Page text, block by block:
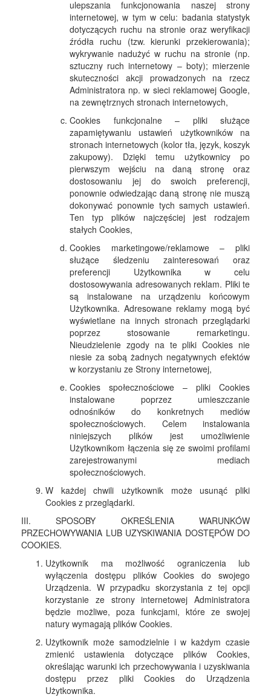
ulepszania funkcjonowania naszej strony
internetowej, w tym w celu: badania statystyk
dotyczących ruchu na stronie oraz weryfikacji
źródła ruchu (tzw. kierunki przekierowania);
wykrywanie nadużyć w ruchu na stronie (np.
sztuczny ruch internetowy – boty); mierzenie
skuteczności akcji prowadzonych na rzecz
Administratora np. w sieci reklamowej Google,
na zewnętrznych stronach internetowych,
Cookies funkcjonalne – pliki służące
zapamiętywaniu ustawień użytkowników na
stronach internetowych (kolor tła, język, koszyk
zakupowy). Dzięki temu użytkownicy po
pierwszym wejściu na daną stronę oraz
dostosowaniu jej do swoich preferencji,
ponownie odwiedzając daną stronę nie muszą
dokonywać ponownie tych samych ustawień.
Ten typ plików najczęściej jest rodzajem
stałych Cookies,
Cookies marketingowe/reklamowe – pliki
służące śledzeniu zainteresowań oraz
preferencji Użytkownika w celu
dostosowywania adresowanych reklam. Pliki te
są instalowane na urządzeniu końcowym
Użytkownika. Adresowane reklamy mogą być
wyświetlane na innych stronach przeglądarki
poprzez stosowanie remarketingu.
Nieudzielenie zgody na te pliki Cookies nie
niesie za sobą żadnych negatywnych efektów
w korzystaniu ze Strony internetowej,
Cookies społecznościowe – pliki Cookies
instalowane poprzez umieszczanie
odnośników do konkretnych mediów
społecznościowych. Celem instalowania
niniejszych plików jest umożliwienie
Użytkownikom łączenia się ze swoimi profilami
zarejestrowanymi mediach
społecznościowych.
W każdej chwili użytkownik może usunąć pliki
Cookies z przeglądarki.
III. SPOSOBY OKREŚLENIA WARUNKÓW
PRZECHOWYWANIA LUB UZYSKIWANIA DOSTĘPÓW DO
COOKIES.
Użytkownik ma możliwość ograniczenia lub
wyłączenia dostępu plików Cookies do swojego
Urządzenia. W przypadku skorzystania z tej opcji
korzystanie ze strony internetowej Administratora
będzie możliwe, poza funkcjami, które ze swojej
natury wymagają plików Cookies.
Użytkownik może samodzielnie i w każdym czasie
zmienić ustawienia dotyczące plików Cookies,
określając warunki ich przechowywania i uzyskiwania
dostępu przez pliki Cookies do Urządzenia
Użytkownika.